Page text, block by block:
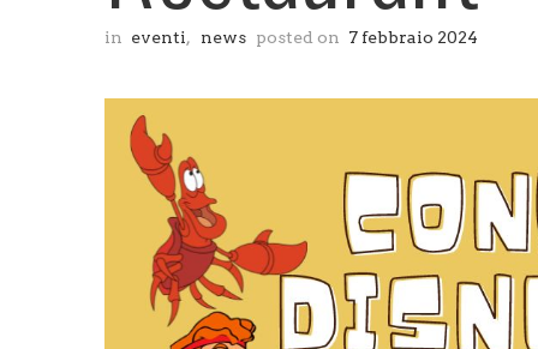
in eventi, news posted on 7 febbraio 2024